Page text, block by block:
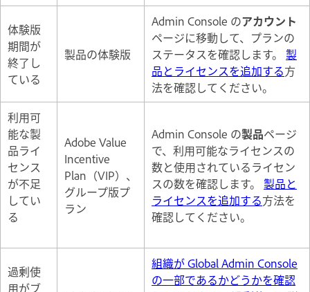
体験版
期間が
終了し
ている
製品の体験版
Admin Console のアカウント
ページに移動して、プランの
ステータスを確認します。 製
品とライセンスを追加する方
法を確認してください。
利用可
能な製
品ライ
センス
が不足
してい
る
Adobe Value
Incentive
Plan（VIP）、
グループ版プ
ラン
Admin Console の製品ページ
で、利用可能なライセンスの
数と使用されているライセン
スの数を確認します。 製品と
ライセンスを追加する方法を
確認してください。
過剰使
用がブ
組織が Global Admin Console
の一部であるかどうかを確認